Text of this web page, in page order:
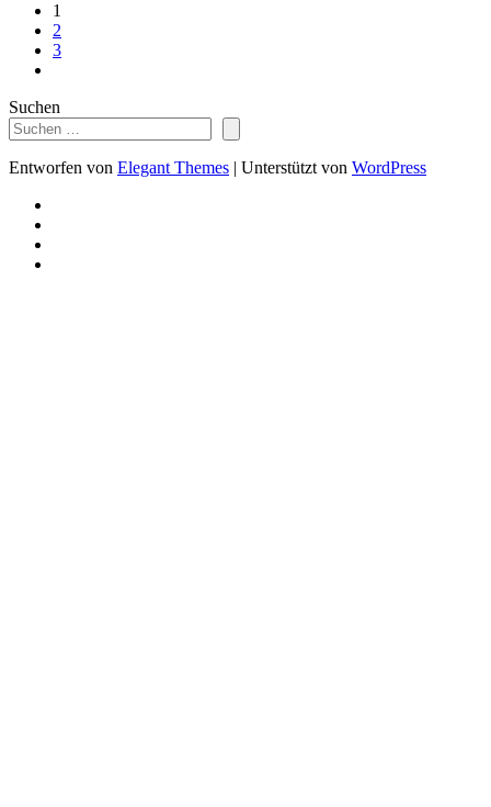
1
2
3
Suchen
Entworfen von Elegant Themes | Unterstützt von WordPress